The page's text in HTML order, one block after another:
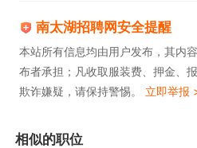
南太湖招聘网安全提醒
本站所有信息均由用户发布，其内
布者承担；凡收取服装费、押金、
欺诈嫌疑，请保持警惕。 立即举报
相似的职位